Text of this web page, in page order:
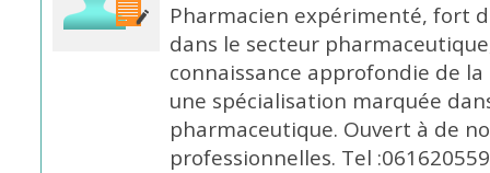
Pharmacien expérimenté, fort
dans le secteur
connaissance approfondie de
une spécialisation marquée
pharmaceutique. Ouvert à de
professionnelles. Tel